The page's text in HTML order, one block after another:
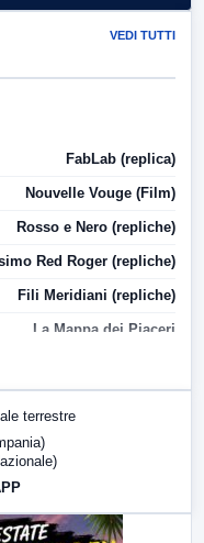
VEDI TUTTI
FabLab (replica)
Nouvelle Vouge (Film)
Rosso e Nero (repliche)
Red Roger (repliche)
Fili Meridiani (repliche)
La Mappa dei Piaceri
LabNews (replica)
terrestre